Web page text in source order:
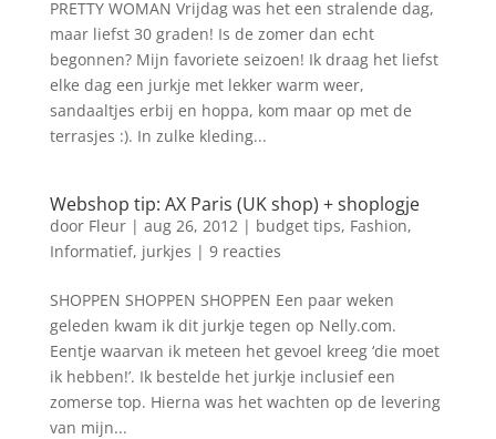
PRETTY WOMAN Vrijdag was het een stralende dag,
maar liefst 30 graden! Is de zomer dan echt
begonnen? Mijn favoriete seizoen! Ik draag het liefst
elke dag een jurkje met lekker warm weer,
sandaaltjes erbij en hoppa, kom maar op met de
terrasjes :). In zulke kleding...
Webshop tip: AX Paris (UK shop) + shoplogje
door Fleur| aug 26, 2012| budget tips, Fashion,
Informatief, jurkjes | 9 reacties
SHOPPEN SHOPPEN SHOPPEN Een paar weken
geleden kwam ik dit jurkje tegen op Nelly.com.
Eentje waarvan ik meteen het gevoel kreeg ‘die moet
ik hebben!’. Ik bestelde het jurkje inclusief een
zomerse top. Hierna was het wachten op de levering
van mijn...